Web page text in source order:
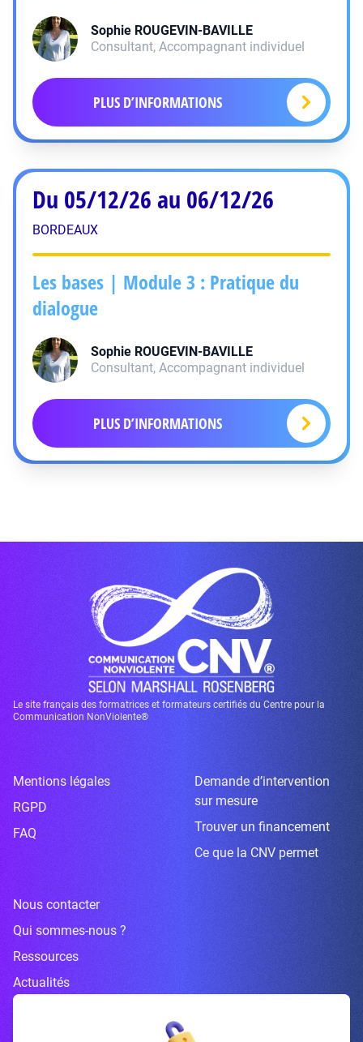
Sophie ROUGEVIN-BAVILLE
Consultant, Accompagnant individuel
PLUS D’INFORMATIONS
Du 05/12/26 au 06/12/26
BORDEAUX
Les bases | Module 3 : Pratique du
dialogue
Sophie ROUGEVIN-BAVILLE
Consultant, Accompagnant individuel
PLUS D’INFORMATIONS
Le site français des formatrices et formateurs certifiés du Centre pour la
Communication NonViolente®
Mentions légales
RGPD
FAQ
Demande d’intervention
sur mesure
Trouver un financement
Ce que la CNV permet
Nous contacter
Qui sommes-nous ?
Ressources
Actualités